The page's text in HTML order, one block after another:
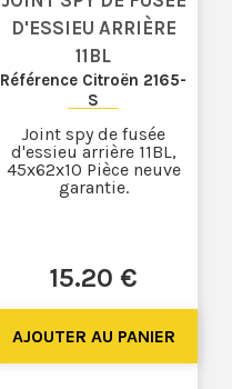
D'ESSIEU ARRIÈRE
11BL
Référence Citroën 2165-
S
15.20 €
Joint spy de fusée
d'essieu arrière 11BL,
45x62x10 Pièce neuve
garantie.